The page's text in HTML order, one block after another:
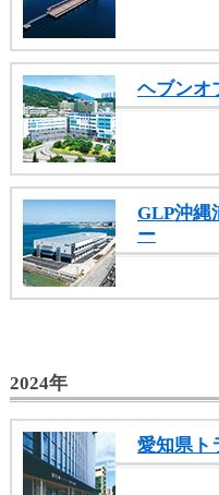
ヘブンオ
GLP沖縄
ー
2024年
愛知県ト